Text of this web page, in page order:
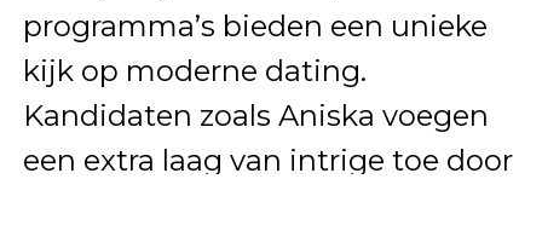
programma’s bieden een unieke
kijk op moderne dating.
Kandidaten zoals Aniska voegen
een extra laag van intrige toe door